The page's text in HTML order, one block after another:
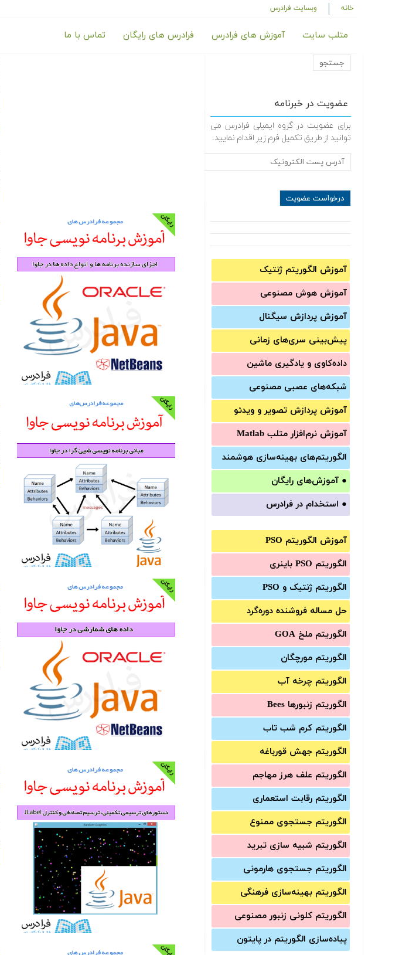
خانه وبسایت فرادرس
متلب سایت آموزش های فرادرس فرادرس های رایگان تماس با ما
عضویت در خبرنامه
برای عضویت در گروه ایمیلی فرادرس می
توانید از طریق تکمیل فرم زیر اقدام نمایید.
آموزش الگوریتم ژنتیک
آموزش‌ هوش مصنوعی
آموزش‌ پردازش سیگنال
پیش‌‌بینی سری‌‌های زمانی
داده‌کاوی و یادگیری ماشین
شبکه‌های عصبی مصنوعی
آموزش‌ پردازش تصویر و ویدئو
آموزش‌ نرم‌افزار متلب Matlab
الگوریتم‌های بهینه‌سازی هوشمند
● آموزش‌های رایگان
● استخدام در فرادرس
آموزش الگوریتم PSO
الگوریتم PSO باینری
الگوریتم ژنتیک و PSO
حل مساله فروشنده دوره‌گرد
الگوریتم ملخ GOA
الگوریتم مورچگان
الگوریتم چرخه آب
الگوریتم زنبورها Bees
الگوریتم کرم شب تاب
الگوریتم جهش قورباغه
الگوریتم علف هرز مهاجم
الگوریتم رقابت استعماری
الگوریتم جستجوی ممنوع
الگوریتم شبیه سازی تبرید
الگوریتم جستجوی هارمونی
الگوریتم بهینه‌سازی فرهنگی
الگوریتم کلونی زنبور مصنوعی
پیاده‌سازی الگوریتم در پایتون